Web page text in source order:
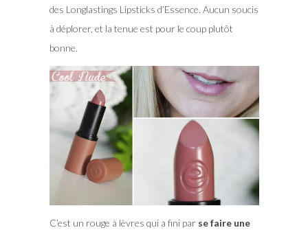
des Longlastings Lipsticks d’Essence. Aucun soucis
à déplorer, et la tenue est pour le coup plutôt
bonne.
C’est un rouge à lèvres qui a fini par se faire une